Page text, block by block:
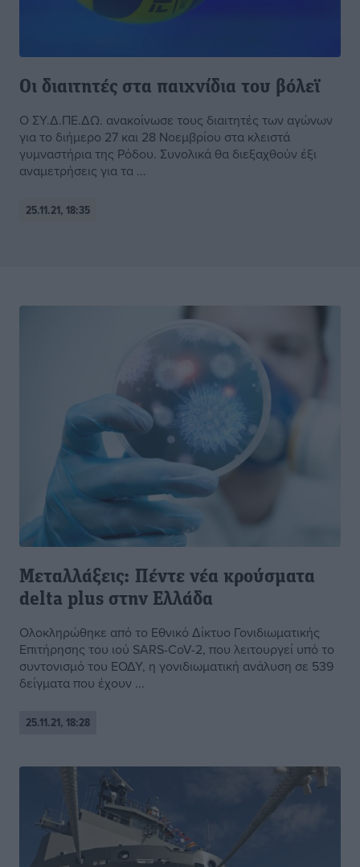
Οι διαιτητές στα παιχνίδια του βόλεϊ
Ο ΣΥ.Δ.ΠΕ.ΔΩ. ανακοίνωσε τους διαιτητές των αγώνων
για το διήμερο 27 και 28 Νοεμβρίου στα κλειστά
γυμναστήρια της Ρόδου. Συνολικά θα διεξαχθούν έξι
αναμετρήσεις για τα ...
25.11.21, 18:35
Μεταλλάξεις: Πέντε νέα κρούσματα
delta plus στην Ελλάδα
Ολοκληρώθηκε από το Eθνικό Δίκτυο Γονιδιωματικής
Επιτήρησης του ιού SARS-CoV-2, που λειτουργεί υπό το
συντονισμό του ΕΟΔΥ, η γονιδιωματική ανάλυση σε 539
δείγματα που έχουν ...
25.11.21, 18:28